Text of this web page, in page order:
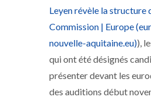
Leyen révèle la structure
Commission | Europe
nouvelle-aquitaine.eu)),
qui ont été désignés
présenter devant les
des auditions début